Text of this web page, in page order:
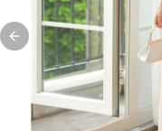
Previous slide